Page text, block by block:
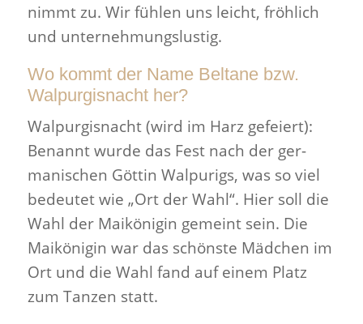
nimmt zu. Wir fühlen uns leicht, fröh­lich
und unternehmungslustig.
Wo kommt der Name Beltane bzw.
Walpurgisnacht her?
Walpur­gis­nacht (wird im Harz gefeiert):
Benannt wurde das Fest nach der ger­
man­is­chen Göttin Walpurigs, was so viel
bedeutet wie „Ort der Wahl“. Hier soll die
Wahl der Maikönigin gemeint sein. Die
Maikönigin war das schönste Mäd­chen im
Ort und die Wahl fand auf einem Platz
zum Tanzen statt.